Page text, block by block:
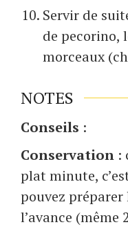
Servir de
de pecorino,
morceaux
NOTES
Conseils :
Conservation :
plat minute,
pouvez
l’avance (même